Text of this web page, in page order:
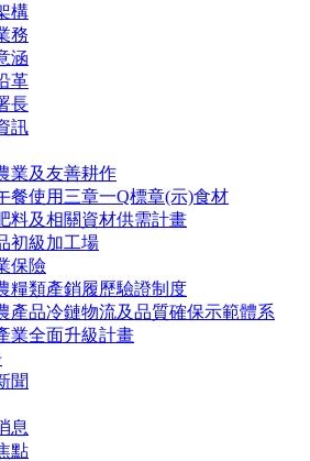
構
務
涵
革
長
訊
業及友善耕作
餐使用三章一Q標章(示)食材
料及相關資材供需計畫
初級加工場
保險
糧類產銷履歷驗證制度
產品冷鏈物流及品質確保示範體系
業全面升級計畫
聞
息
點